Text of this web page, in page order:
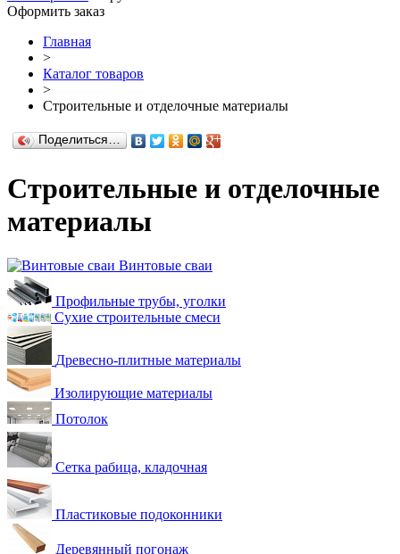
Оформить заказ
Главная
>
Каталог товаров
>
Строительные и отделочные материалы
Поделиться…
Строительные и отделочные
материалы
Винтовые сваи
Профильные трубы, уголки
Сухие строительные смеси
Древесно-плитные материалы
Изолирующие материалы
Потолок
Сетка рабица, кладочная
Пластиковые подоконники
Деревянный погонаж